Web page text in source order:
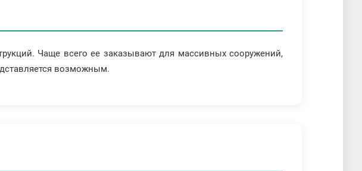
Чаще всего ее заказывают для массивных сооружений,
возможным.